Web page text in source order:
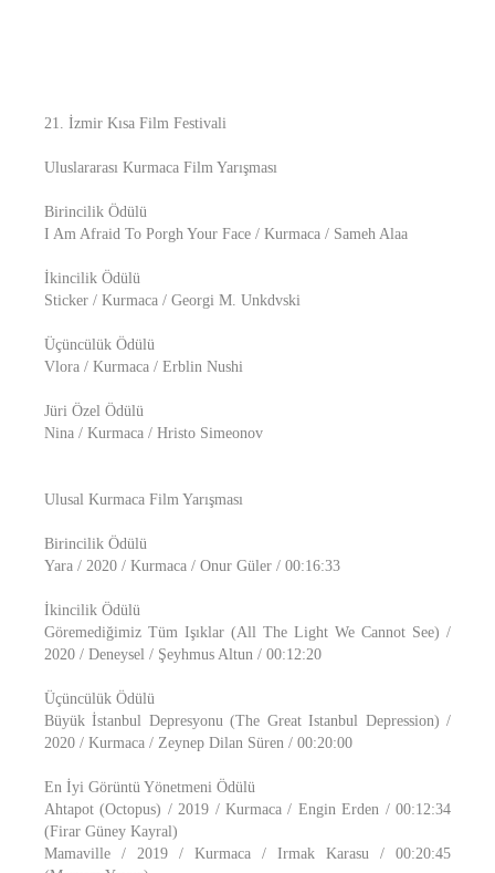
21. İzmir Kısa Film Festivali
Uluslararası Kurmaca Film Yarışması
Birincilik Ödülü
I Am Afraid To Porgh Your Face / Kurmaca / Sameh Alaa
İkincilik Ödülü
Sticker / Kurmaca / Georgi M. Unkdvski
Üçüncülük Ödülü
Vlora / Kurmaca / Erblin Nushi
Jüri Özel Ödülü
Nina / Kurmaca / Hristo Simeonov
Ulusal Kurmaca Film Yarışması
Birincilik Ödülü
Yara / 2020 / Kurmaca / Onur Güler / 00:16:33
İkincilik Ödülü
Göremediğimiz Tüm Işıklar (All The Light We Cannot See) /
2020 / Deneysel / Şeyhmus Altun / 00:12:20
Üçüncülük Ödülü
Büyük İstanbul Depresyonu (The Great Istanbul Depression) /
2020 / Kurmaca / Zeynep Dilan Süren / 00:20:00
En İyi Görüntü Yönetmeni Ödülü
Ahtapot (Octopus) / 2019 / Kurmaca / Engin Erden / 00:12:34
(Firar Güney Kayral)
Mamaville / 2019 / Kurmaca / Irmak Karasu / 00:20:45